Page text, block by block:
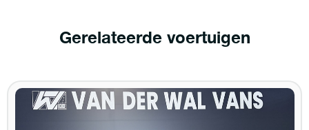
Gerelateerde voertuigen